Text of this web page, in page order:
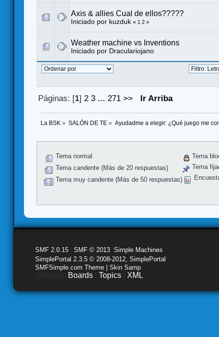
Axis & allies Cual de ellos?????
Iniciado por kuzduk « 1 2 »
Weather machine vs Inventions
Iniciado por Draculariojano
Páginas: [1] 2 3 ... 271 >> Ir Arriba
La BSK » SALÓN DE TE» Ayudadme a elegir: ¿Qué juego me
Tema normal
Tema candente (Más de 20 respuestas)
Tema muy candente (Más de 50 respuestas)
Tema
Tema
SMF 2.0.15 SMF © 2013 Simple Machines
SimplePortal 2.3.5 © 2008-2012, SimplePortal
SMFSimple.com Theme | Skin Samp
Boards Topics XML